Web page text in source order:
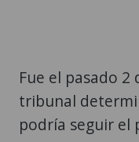
Fue el pasado
tribunal
podría seguir el